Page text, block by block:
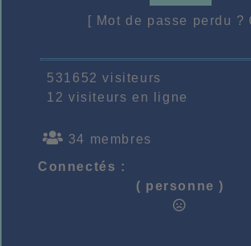
[ Mot de passe perdu ?
531652 visiteurs
12 visiteurs en ligne
34 membres
Connectés :
( personne )